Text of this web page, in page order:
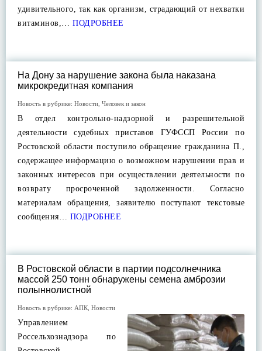
удивительного, так как организм, страдающий от нехватки
витаминов,… ПОДРОБНЕЕ
На Дону за нарушение закона была наказана
микрокредитная компания
Новость в рубрике: Новости Человек и закон
В отдел контрольно-надзорной и разрешительной
деятельности судебных приставов ГУФССП России по
Ростовской области поступило обращение гражданина П.,
содержащее информацию о возможном нарушении прав и
законных интересов при осуществлении деятельности по
возврату просроченной задолженности. Согласно
материалам обращения, заявителю поступают текстовые
сообщения… ПОДРОБНЕЕ
В Ростовской области в партии подсолнечника
массой 250 тонн обнаружены семена амброзии
полыннолистной
Новость в рубрике: АПК Новости
Управлением
Россельхознадзора по